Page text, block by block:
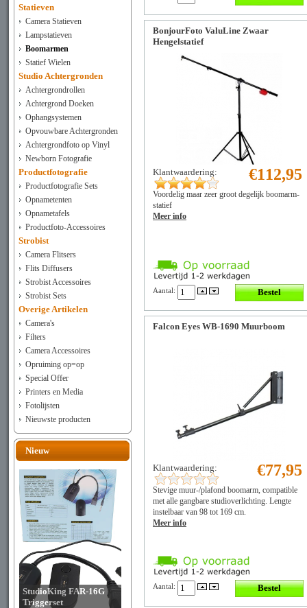
Statieven
Camera Statieven
Lampstatieven
Boomarmen
Statief Wielen
Studio Achtergronden
Achtergrondrollen
Achtergrond Doeken
Ophangsystemen
Opvouwbare Achtergronden
Achtergrondfoto op Vinyl
Newborn Fotografie
Productfotografie
Productfotografie Sets
Opnametenten
Opnametafels
Productfoto-Accessoires
Strobist
Camera Flitsers
Flits Diffusers
Strobist Accessoires
Strobist Sets
Overige Artikelen
Camera's
Filters
Camera Accessoires
Opruiming op=op
Special Offer
Printers en Media
Fotolijsten
Nieuwste producten
Nieuw
StudioKing FAR-16G
Triggerset
BonjourFoto ValuLine Zwaar
Hengelstatief
Klantwaardering: €112,95
Voordelig maar zeer groot degelijk boomarm-
statief
Meer info
Aantal:
Falcon Eyes WB-1690 Muurboom
Klantwaardering: €77,95
Stevige muur-/plafond boomarm, compatible
met alle gangbare studioverlichting. Lengte
instelbaar van 98 tot 169 cm.
Meer info
Aantal: